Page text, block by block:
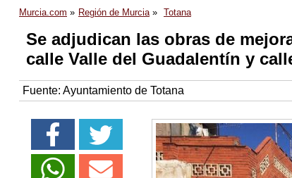
Murcia.com Región de Murcia Totana
Se adjudican las obras de
calle Valle del Guadalentín y
Fuente: Ayuntamiento de Totana